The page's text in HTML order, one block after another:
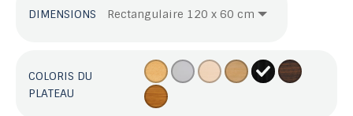
DIMENSIONS
COLORIS DU
PLATEAU